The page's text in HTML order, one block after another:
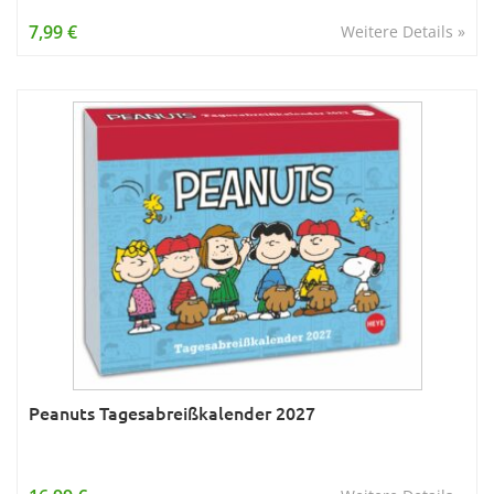
Young Adult
Weitere Details »
7,99 €
Peanuts Tagesabreißkalender 2027